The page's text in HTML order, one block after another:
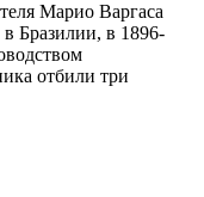
Марио Варгаса
Бразилии, в 1896-
отбили три